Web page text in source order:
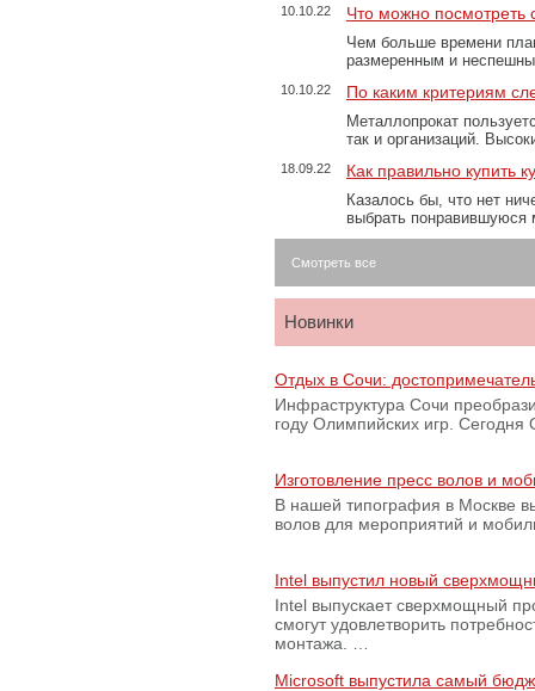
10.10.22 Что можно посмотреть
Чем больше времени
размеренным и
10.10.22 По каким критериям
Металлопрокат
так и организаций.
18.09.22 Как правильно купить
Казалось бы, что нет
выбрать
Смотреть все
Новинки
Отдых в Сочи:
Инфраструктура Сочи
году Олимпийских игр.
Изготовление пресс волов и
В нашей типография в Москве
волов для мероприятий и
Intel выпустил новый
Intel выпускает сверхмощный
смогут удовлетворить
монтажа. …
Microsoft выпустила самый